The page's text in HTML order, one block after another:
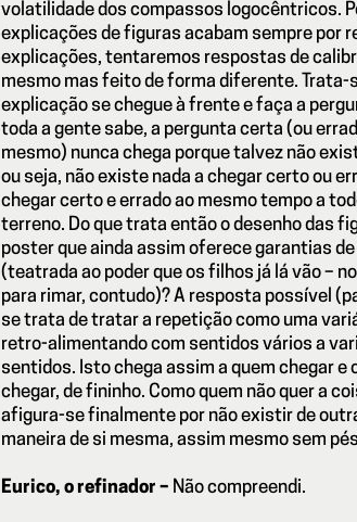
volatilidade dos compassos logocêntricos.
explicações de figuras acabam sempre por
explicações, tentaremos respostas de
mesmo mas feito de forma diferente. Trata-
explicação se chegue à frente e faça a
toda a gente sabe, a pergunta certa (ou
mesmo) nunca chega porque talvez não
ou seja, não existe nada a chegar certo ou
chegar certo e errado ao mesmo tempo a
terreno. Do que trata então o desenho das
poster que ainda assim oferece garantias
(teatrada ao poder que os filhos já lá vão –
para rimar, contudo)? A resposta possível
se trata de tratar a repetição como uma
retro-alimentando com sentidos vários a
sentidos. Isto chega assim a quem chegar e
chegar, de fininho. Como quem não quer a
afigura-se finalmente por não existir de
maneira de si mesma, assim mesmo sem
Eurico, o refinador – Não compreendi.